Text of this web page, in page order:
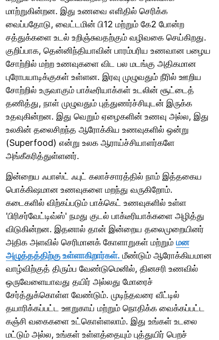
மாற்றுகின்றன. இது உணவை எளிதில் செரிக்க
வைப்பதோடு, வைட்டமின் பி12 மற்றும் கே2 போன்ற
சத்துக்களை உடல் உறிஞ்சுவதற்கும் வழிவகை செய்கிறது.
குறிப்பாக, தென்னிந்தியாவின் பாரம்பரிய உணவான பழைய
சோற்றில் மற்ற உணவுகளை விட பல மடங்கு அதிகமான
புரோபயாடிக்குகள் உள்ளன. இரவு முழுவதும் நீரில் ஊறிய
சோற்றில் உருவாகும் பாக்டீரியாக்கள் உடலின் சூட்டைத்
தணித்து, நாள் முழுவதும் புத்துணர்ச்சியுடன் இருக்க
உதவுகின்றன. இது வெறும் ஏழைகளின் உணவு அல்ல, இது
உலகின் தலைசிறந்த ஆரோக்கிய உணவுகளில் ஒன்று
(Superfood) என்று உலக ஆராய்ச்சியாளர்களே
அங்கீகரித்துள்ளனர்.
இன்றைய ஃபாஸ்ட் ஃபுட் கலாச்சாரத்தில் நாம் இத்தகைய
பொக்கிஷமான உணவுகளை மறந்து வருகிறோம்.
கடைகளில் விற்கப்படும் பாக்கெட் உணவுகளில் உள்ள
'பிரிசர்வேட்டிவ்ஸ்' நமது குடல் பாக்டீரியாக்களை அழித்து
விடுகின்றன. இதனால் தான் இன்றைய தலைமுறையினர்
அதிக அளவில் செரிமானக் கோளாறுகள் மற்றும் மன
அழுத்தத்திற்கு உள்ளாகிறார்கள். மீண்டும் ஆரோக்கியமான
வாழ்விற்குத் திரும்ப வேண்டுமெனில், தினசரி உணவில்
ஒருவேளையாவது தயிர் அல்லது மோரைச்
சேர்த்துக்கொள்ள வேண்டும். முடிந்தவரை வீட்டில்
தயாரிக்கப்பட்ட ஊறுகாய் மற்றும் நொதிக்க வைக்கப்பட்ட
கஞ்சி வகைகளை உட்கொள்ளலாம். இது உங்கள் உடலை
மட்டும் அல்ல, உங்கள் உள்ளத்தையும் புத்துயிர் பெறச்